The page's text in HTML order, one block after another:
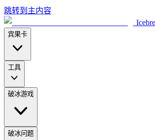
跳转到主内容
宾果卡
工具
破冰游戏
破冰问题